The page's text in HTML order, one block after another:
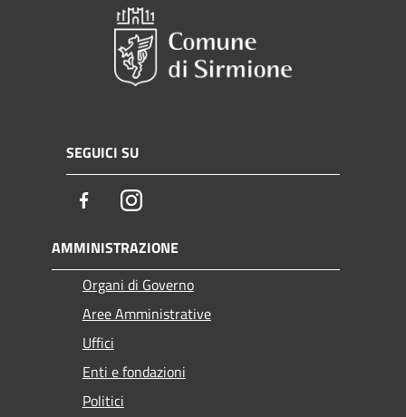
SEGUICI SU
FacebookInstagram
AMMINISTRAZIONE
Organi di Governo
Aree Amministrative
Uffici
Enti e fondazioni
Politici